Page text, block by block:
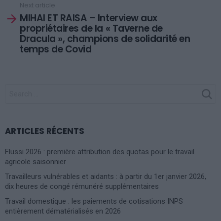
Next article
MIHAI ET RAISA – Interview aux
propriétaires de la « Taverne de
Dracula », champions de solidarité en
temps de Covid
ARTICLES RÉCENTS
Flussi 2026 : première attribution des quotas pour le travail
agricole saisonnier
Travailleurs vulnérables et aidants : à partir du 1er janvier 2026,
dix heures de congé rémunéré supplémentaires
Travail domestique : les paiements de cotisations INPS
entièrement dématérialisés en 2026